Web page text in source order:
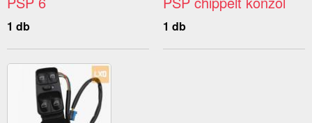
1 db 1 db